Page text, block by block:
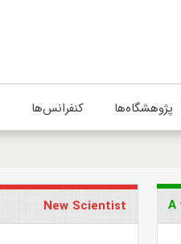
پژوهشگاه‌ها کنفرانس‌ها
A
New Scientist